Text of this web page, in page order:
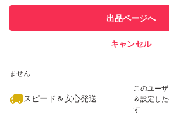
での取引実
ません
スピード＆安心発送
このユー
＆設定し
す
出品ページへ
キャンセル